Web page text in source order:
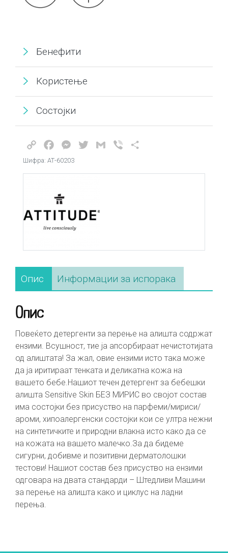
Бенефити
Користење
Состојки
Copy
Link
FacebookMessenger
TwitterGmail Viber
Шифра: АТ-60203
Опис Информации за испорака
Опис
Повеќето детергенти за перење на алишта содржат
ензими. Всушност, тие ја апсорбираат нечистотијата
од алиштата! За жал, овие ензими исто така може
да ја иритираат тенката и деликатна кожа на
вашето бебе.Нашиот течен детергент за бебешки
алишта Sensitive Skin БЕЗ МИРИС во својот состав
има состојки без присуство на парфеми/мириси/
ароми, хипоалергенски состојки кои се ултра нежни
на синтетичките и природни влакна исто како да се
на кожата на вашето малечко.За да бидеме
сигурни, добивме и позитивни дерматолошки
тестови! Нашиот состав без присуство на ензими
одговара на двата стандарди – Штедливи Машини
за перење на алишта како и циклус на ладни
перења.